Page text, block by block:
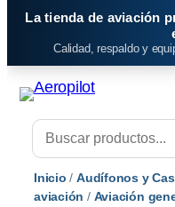
Saltar
La tienda de aviación
Calidad, respaldo y
Inicio /Audífonos y
aviación / Aviación